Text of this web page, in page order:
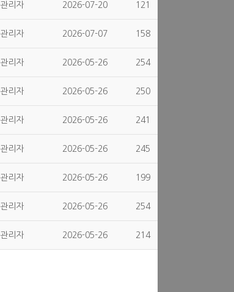
관리자 2026-07-20 121
관리자 2026-07-07 158
관리자 2026-05-26 254
관리자 2026-05-26 250
관리자 2026-05-26 241
관리자 2026-05-26 245
관리자 2026-05-26 199
관리자 2026-05-26 254
관리자 2026-05-26 214